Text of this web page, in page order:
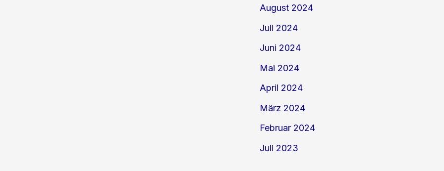
August 2024
Juli 2024
Juni 2024
Mai 2024
April 2024
März 2024
Februar 2024
Juli 2023